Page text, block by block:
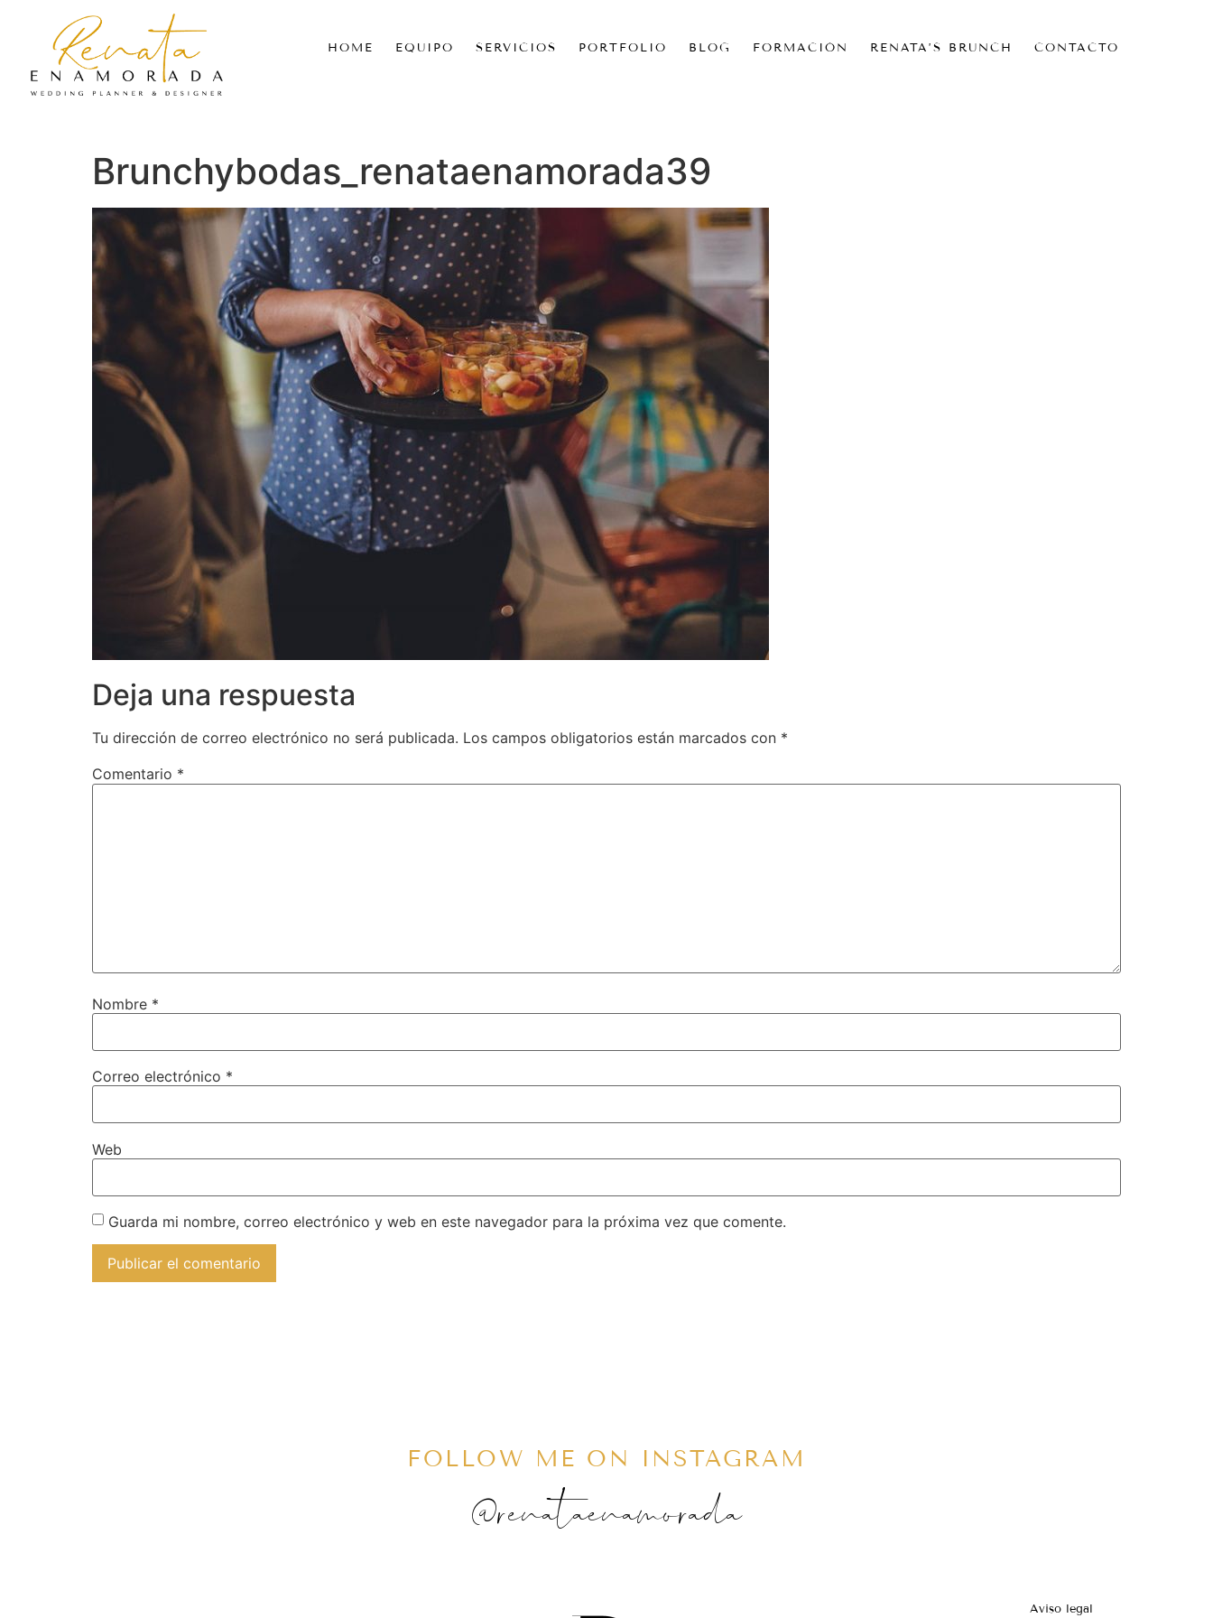
HOME EQUIPO SERVICIOS PORTFOLIO BLOG FORMACIÓN RENATA’S BRUNCH CONTACTO
Brunchybodas_renataenamorada39
Deja una respuesta
Tu dirección de correo electrónico no será publicada. Los campos obligatorios están marcados con *
Comentario *
Nombre *
Correo electrónico *
Web
Guarda mi nombre, correo electrónico y web en este navegador para la próxima vez que comente.
FOLLOW ME ON INSTAGRAM
@renataenamorada
Aviso legal